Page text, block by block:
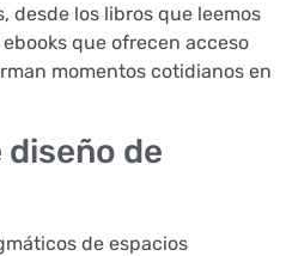
desde los libros que leemos
que ofrecen acceso
momentos cotidianos en
de
de espacios